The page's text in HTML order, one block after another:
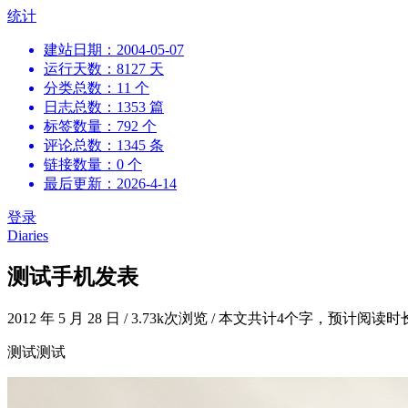
跳
统计
建站日期：2004-05-07
运行天数：8127 天
分类总数：11 个
日志总数：1353 篇
标签数量：792 个
评论总数：1345 条
链接数量：0 个
最后更新：2026-4-14
登录
Diaries
测试手机发表
2012 年 5 月 28 日 /3.73k次浏览 /本文共计4个字，预计阅读时
测试测试